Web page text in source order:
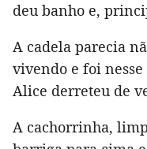
deu banho e,
A cadela parecia
vivendo e foi
Alice derreteu de
A cachorrinha,